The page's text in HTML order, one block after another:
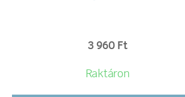
3 960 Ft
Raktáron